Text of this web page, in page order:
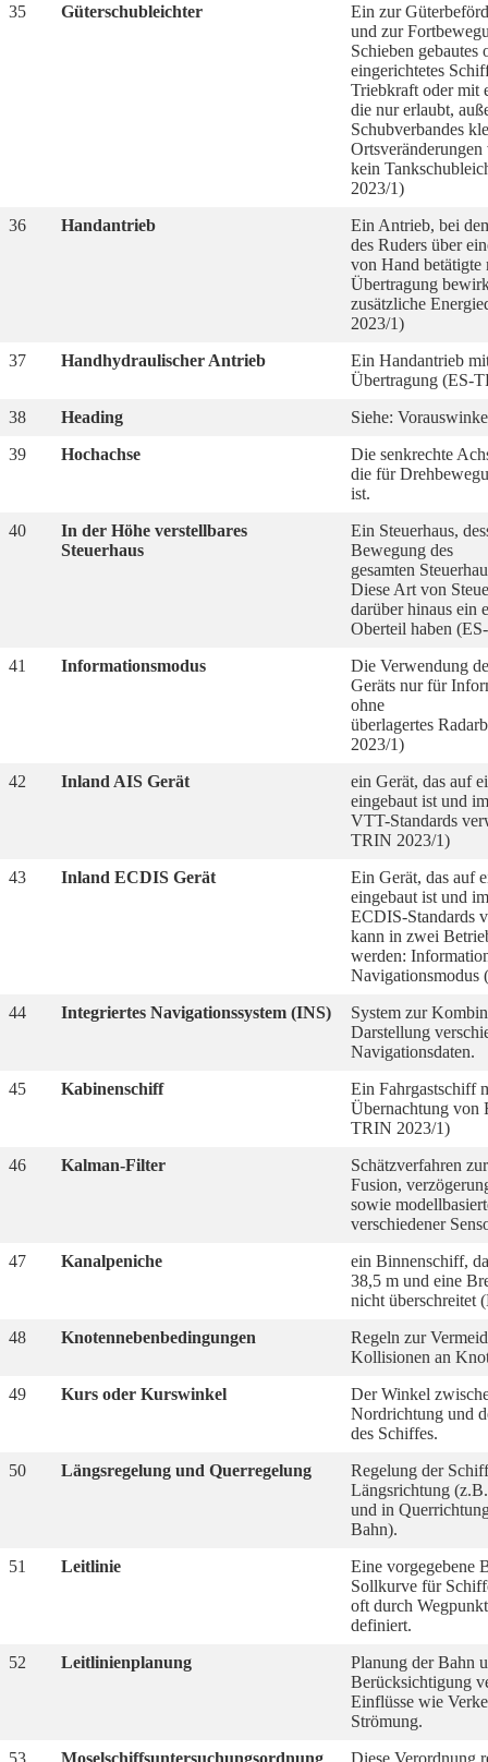
35
Güterschubleichter
Ein zur
und zur
Schieben gebautes
eingerichtetes
Triebkraft oder mit
die nur erlaubt,
Schubverbandes
kein
2023/1)
36
Handantrieb
Ein Antrieb, bei
des Ruders über
von Hand betätigte
Übertragung
zusätzliche
2023/1)
37
Handhydraulischer Antrieb
Ein Handantrieb
Übertragung (ES-
38
Heading
Siehe:
39
Hochachse
Die senkrechte
die für
ist.
40
In der Höhe verstellbares
Steuerhaus
Ein Steuerhaus,
Bewegung des
gesamten
Diese Art von
darüber hinaus ein
Oberteil haben
41
Informationsmodus
Die Verwendung
Geräts nur für
ohne
überlagertes
2023/1)
42
Inland AIS Gerät
ein Gerät, das auf
eingebaut ist und
VTT-Standards
TRIN 2023/1)
43
Inland ECDIS Gerät
Ein Gerät, das auf
eingebaut ist und
ECDIS-Standards
kann in zwei
werden:
44
Integriertes Navigationssystem (INS)
System zur
Darstellung
Navigationsdaten.
45
Kabinenschiff
Ein Fahrgastschiff
Übernachtung von
TRIN 2023/1)
46
Kalman-Filter
Schätzverfahren
Fusion,
sowie
verschiedener
47
Kanalpeniche
ein Binnenschiff,
38,5 m und eine
nicht überschreitet
48
Knotennebenbedingungen
Regeln zur
Kollisionen an
49
Kurs oder Kurswinkel
Der Winkel
Nordrichtung und
des Schiffes.
50
Längsregelung und Querregelung
Regelung der
Längsrichtung
und in
Bahn).
51
Leitlinie
Eine vorgegebene
Sollkurve für
oft durch
definiert.
52
Leitlinienplanung
Planung der Bahn
Berücksichtigung
Einflüsse wie
Strömung.
53
Moselschiffsuntersuchungsordnung Diese Verordnung